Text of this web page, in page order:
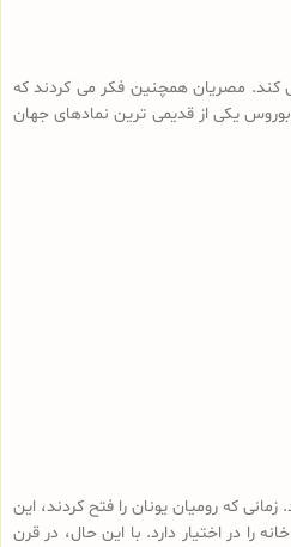
می کند. مصریان همچنین فکر می کردند که
یکی از قدیمی ترین نمادهای جهان
که رومیان یونان را فتح کردند، این
را در اختیار دارد. با این حال، در قرن